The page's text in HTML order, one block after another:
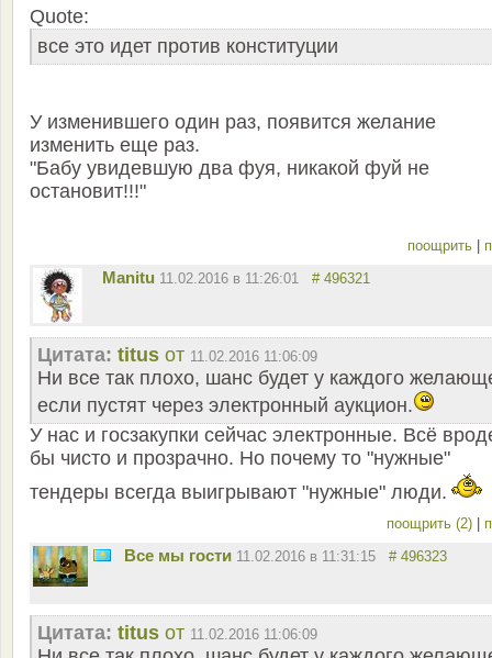
Quote:
все это идет против конституции
У изменившего один раз, появится желание
изменить еще раз.
"Бабу увидевшую два фуя, никакой фуй не
остановит!!!"
поощрить |
Manitu 11.02.2016 в 11:26:01 # 496321
Цитата: titus от 11.02.2016 11:06:09
Ни все так плохо, шанс будет у каждого
если пустят через электронный аукцион.
У нас и госзакупки сейчас электронные. Всё
бы чисто и прозрачно. Но почему то "нужные"
тендеры всегда выигрывают "нужные" люди.
поощрить (2) |
Все мы гости 11.02.2016 в 11:31:15 # 496323
Цитата: titus от 11.02.2016 11:06:09